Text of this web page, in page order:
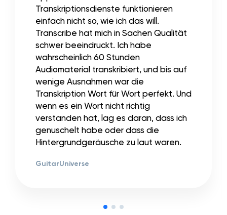
Transkriptionsdienste funktionieren
einfach nicht so, wie ich das will.
Transcribe hat mich in Sachen Qualität
schwer beeindruckt. Ich habe
wahrscheinlich 60 Stunden
Audiomaterial transkribiert, und bis auf
wenige Ausnahmen war die
Transkription Wort für Wort perfekt. Und
wenn es ein Wort nicht richtig
verstanden hat, lag es daran, dass ich
genuschelt habe oder dass die
Hintergrundgeräusche zu laut waren.
GuitarUniverse